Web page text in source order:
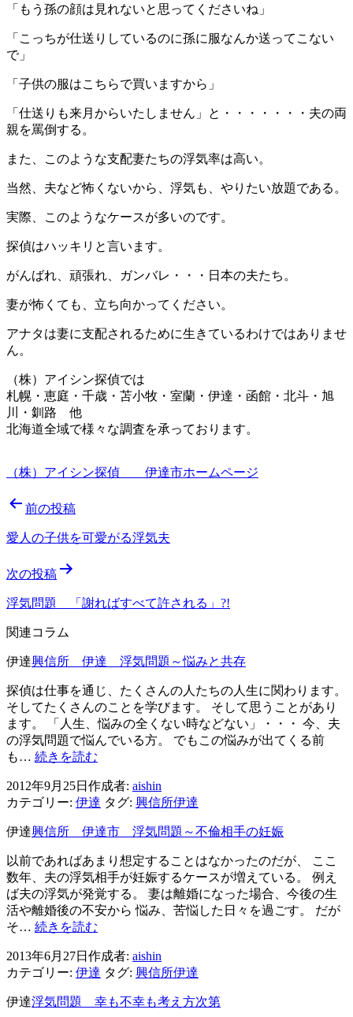
「もう孫の顔は見れないと思ってくださいね」
「こっちが仕送りしているのに孫に服なんか送ってこない
で」
「子供の服はこちらで買いますから」
「仕送りも来月からいたしません」と・・・・・・・夫の両
親を罵倒する。
また、このような支配妻たちの浮気率は高い。
当然、夫など怖くないから、浮気も、やりたい放題である。
実際、このようなケースが多いのです。
探偵はハッキリと言います。
がんばれ、頑張れ、ガンバレ・・・日本の夫たち。
妻が怖くても、立ち向かってください。
アナタは妻に支配されるために生きているわけではありませ
ん。
（株）アイシン探偵では
札幌・恵庭・千歳・苫小牧・室蘭・伊達・函館・北斗・旭
川・釧路 他
北海道全域で様々な調査を承っております。
（株）アイシン探偵 伊達市ホームページ
投
稿
ビ
ゲ
ー
シ
ョ
ン
前の投稿
愛人の子供を可愛がる浮気夫
次の投稿
浮気問題 「謝ればすべて許される」?!
関連コラム
伊達興信所 伊達 浮気問題～悩みと共存
探偵は仕事を通じ、たくさんの人たちの人生に関わります。
そしてたくさんのことを学びます。 そして思うことがあり
ます。 「人生、悩みの全くない時などない」・・・ 今、夫
の浮気問題で悩んでいる方。 でもこの悩みが出てくる前
も… 続きを読む
所
伊
達
浮
気
問
題
～
と
共
2012年9月25日 作成者: aishin
カテゴリー: 伊達 タグ: 興信所伊達
伊達興信所 伊達市 浮気問題～不倫相手の妊娠
以前であればあまり想定することはなかったのだが、 ここ
数年、夫の浮気相手が妊娠するケースが増えている。 例え
ば夫の浮気が発覚する。 妻は離婚になった場合、今後の生
活や離婚後の不安から 悩み、苦悩した日々を過ごす。 だが
そ… 続きを読む
所
伊
達
市
2013年6月27日 作成者: aishin
カテゴリー: 伊達 タグ: 興信所伊達
伊達浮気問題 幸も不幸も考え方次第